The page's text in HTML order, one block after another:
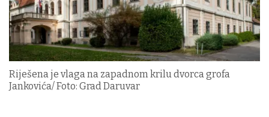
Riješena je vlaga na zapadnom krilu dvorca grofa
Jankovića/ Foto: Grad Daruvar